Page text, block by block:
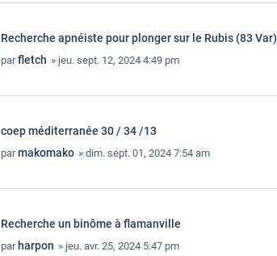
Recherche apnéiste pour plonger sur le Rubis (83 Var)
parfletch » jeu. sept. 12, 2024 4:49 pm
coep méditerranée 30 / 34 /13
parmakomako » dim. sept. 01, 2024 7:54 am
Recherche un binôme à flamanville
par harpon » jeu. avr. 25, 2024 5:47 pm